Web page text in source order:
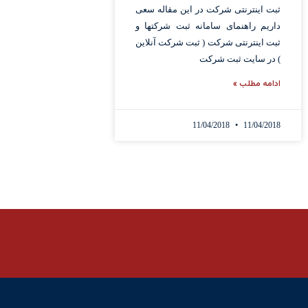
ثبت اینترنتی شرکت در این مقاله سعی
داریم راهنمای سامانه ثبت شرکتها و
ثبت اینترنتی شرکت ( ثبت شرکت آنلاین
) در سایت ثبت شرکت
ادامه مطلب »
11/04/2018